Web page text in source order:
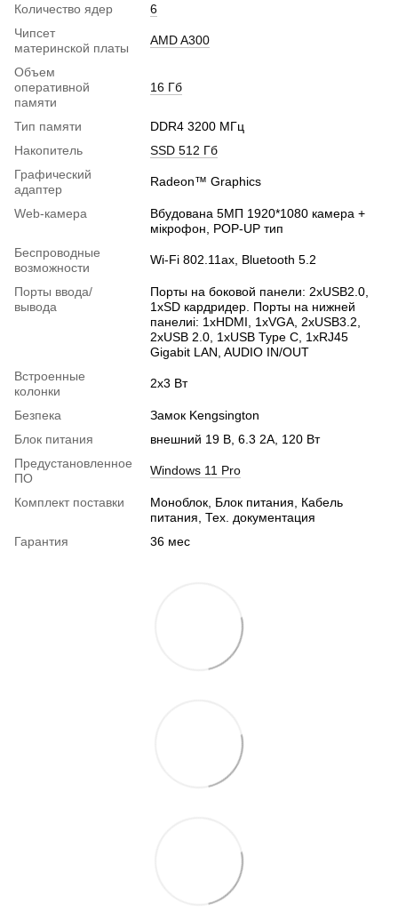
Количество ядер
6
Чипсет
материнской платы
AMD A300
Объем
оперативной
памяти
16 Гб
Тип памяти
DDR4 3200 МГц
Накопитель
SSD 512 Гб
Графический
адаптер
Radeon™ Graphics
Web-камера
Вбудована 5МП 1920*1080 камера +
мікрофон, POP-UP тип
Беспроводные
возможности
Wi-Fi 802.11ax, Bluetooth 5.2
Порты ввода/
вывода
Порты на боковой панели: 2xUSB2.0,
1xSD кардридер. Порты на нижней
панелиі: 1xHDMI, 1xVGA, 2xUSB3.2,
2xUSB 2.0, 1хUSB Type C, 1xRJ45
Gigabit LAN, AUDIO IN/OUT
Встроенные
колонки
2х3 Вт
Безпека
Замок Kengsington
Блок питания
внешний 19 В, 6.3 2A, 120 Вт
Предустановленное
ПО
Windows 11 Pro
Комплект поставки
Моноблок, Блок питания, Кабель
питания, Тех. документация
Гарантия
36 мес